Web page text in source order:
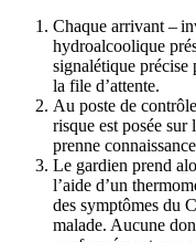
Chaque arrivant –
hydroalcoolique
signalétique précise
la file d’attente.
Au poste de
risque est posée sur
prenne
Le gardien prend
l’aide d’un
des symptômes du
malade. Aucune